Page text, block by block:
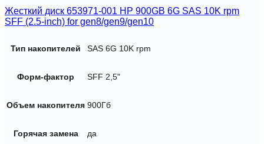
Жесткий диск 653971-001 HP 900GB 6G SAS 10K rpm
SFF (2.5-inch) for gen8/gen9/gen10
Тип накопителей SAS 6G 10K rpm
Форм-фактор SFF 2,5"
Объем накопителя 900Гб
Горячая замена да